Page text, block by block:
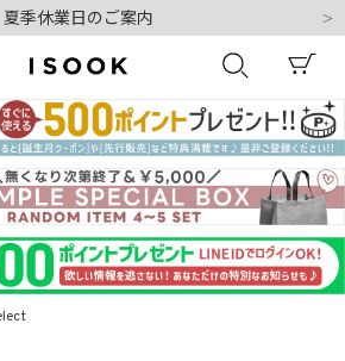
夏季休業日のご案内
円以上ご購入で送料無料
もれなく500ポイントプレゼント
夏季休業日のご案内
影響によるお荷物のお届けについて